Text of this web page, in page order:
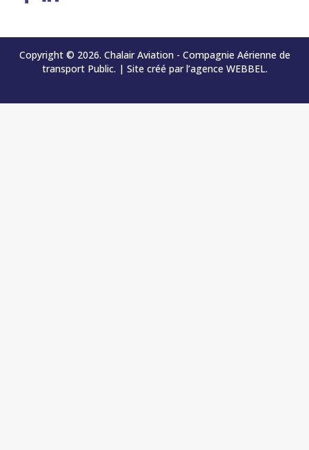
Copyright © 2026. Chalair Aviation - Compagnie Aérienne de
transport Public. | Site créé par l’agence WEBBEL.